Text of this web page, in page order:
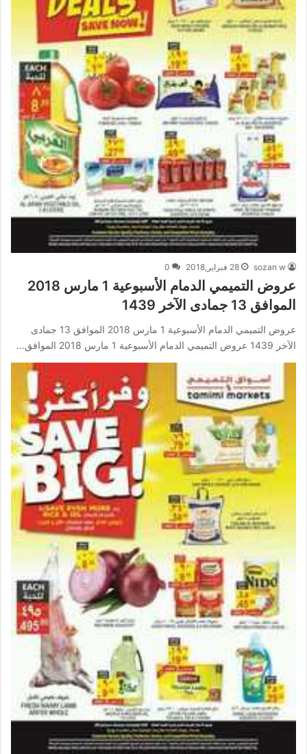
sozan w 28 فبراير,2018 0
عروض التميمي الدمام الأسبوعية 1 مارس 2018
الموافق 13 جمادى الآخر 1439
عروض التميمي الدمام الأسبوعية 1 مارس 2018 الموافق 13 جمادى
الآخر 1439 عروض التميمي الدمام الأسبوعية 1 مارس 2018 الموافق…